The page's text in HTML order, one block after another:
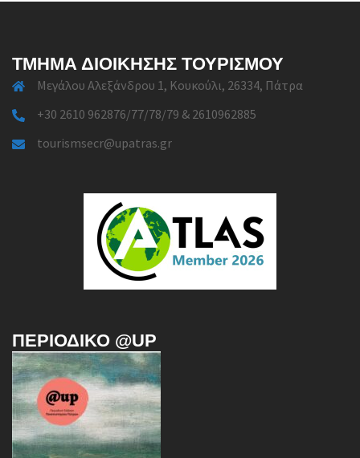
ΤΜΉΜΑ ΔΙΟΊΚΗΣΗΣ ΤΟΥΡΙΣΜΟΎ
Μεγάλου Αλεξάνδρου 1, Κουκούλι, 26334, Πάτρα
+30 2610 962876/77/78/79 & 2610962885
tourismsecr@upatras.gr
ΠΕΡΙΟΔΙΚΌ @UP